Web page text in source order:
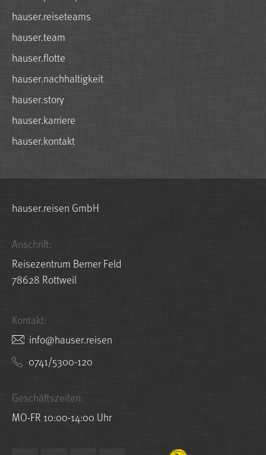
hauser.reiseteams
hauser.team
hauser.flotte
hauser.nachhaltigkeit
hauser.story
hauser.karriere
hauser.kontakt
hauser.reisen GmbH
Anschrift:
Reisezentrum Berner Feld
78628 Rottweil
Kontakt:
nesier.resuah@ofni
0741/5300-120
Geschäftszeiten:
MO-FR 10:00-14:00 Uhr